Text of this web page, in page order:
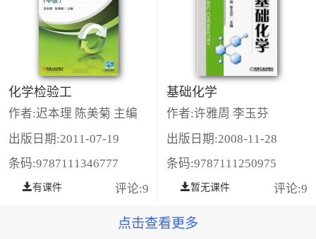
化学检验工
作者:迟本理 陈美菊 主编
出版日期:2011-07-19
条码:9787111346777
有课件 评论:9
基础化学
作者:许雅周 李玉芬
出版日期:2008-11-28
条码:9787111250975
暂无课件 评论:9
点击查看更多